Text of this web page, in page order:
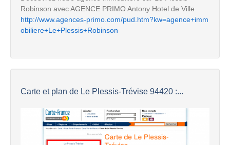
Robinson avec AGENCE PRIMO Antony Hotel de Ville
http://www.agences-primo.com/pud.htm?kw=agence+imm
obiliere+Le+Plessis+Robinson
Carte et plan de Le Plessis-Trévise 94420 :...